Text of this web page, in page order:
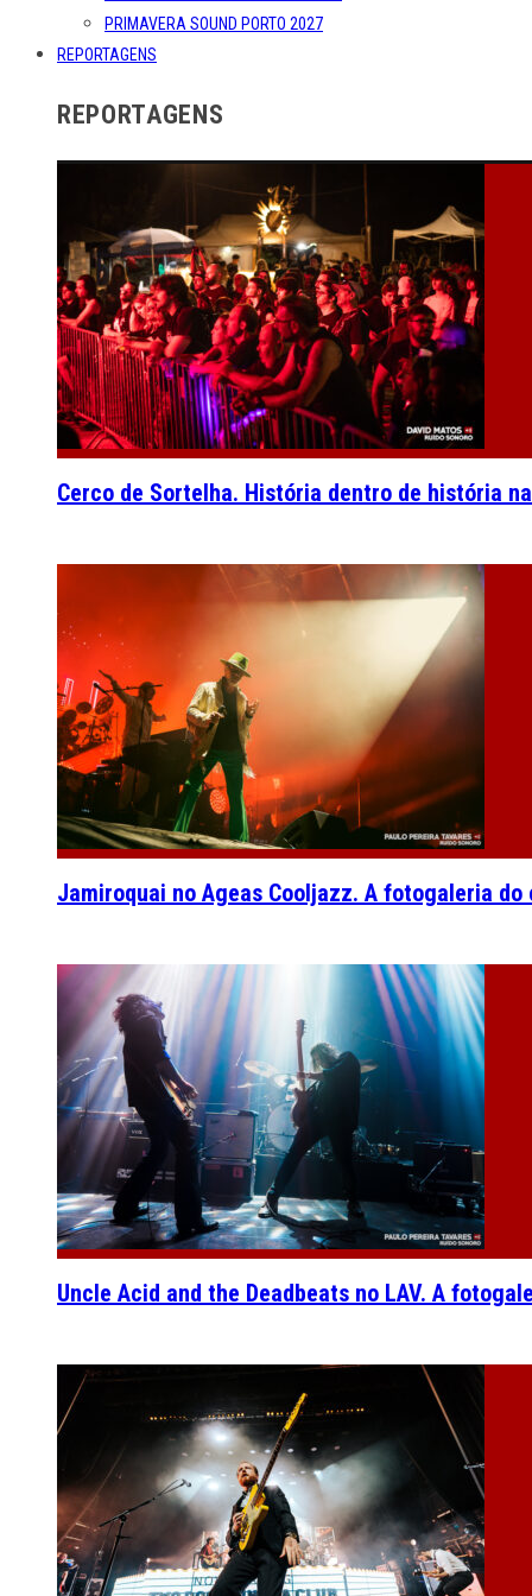
PRIMAVERA SOUND PORTO 2027
REPORTAGENS
REPORTAGENS
Cerco de Sortelha. História dentro de história
Jamiroquai no Ageas Cooljazz. A fotogaleria do
Uncle Acid and the Deadbeats no LAV. A